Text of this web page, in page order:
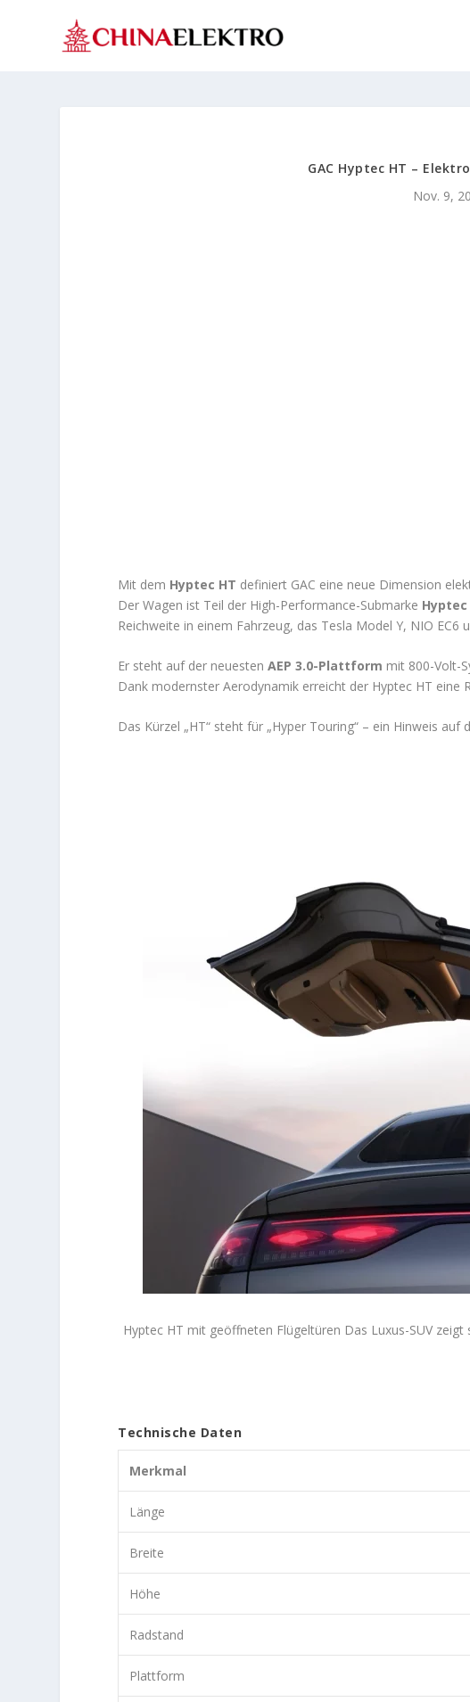
GAC Hyptec HT –
Nov. 9,
Mit dem Hyptec HT definiert GAC eine neue Dimension
Der Wagen ist Teil der High-Performance-Submarke Hyptec
Reichweite in einem Fahrzeug, das Tesla Model Y, NIO
Er steht auf der neuesten AEP 3.0-Plattform mit 800-Volt-
Dank modernster Aerodynamik erreicht der Hyptec HT eine
Das Kürzel „HT“ steht für „Hyper Touring“ – ein Hinweis
Hyptec HT mit geöffneten Flügeltüren Das Luxus-SUV
Technische Daten
Merkmal
Länge
Breite
Höhe
Radstand
Plattform